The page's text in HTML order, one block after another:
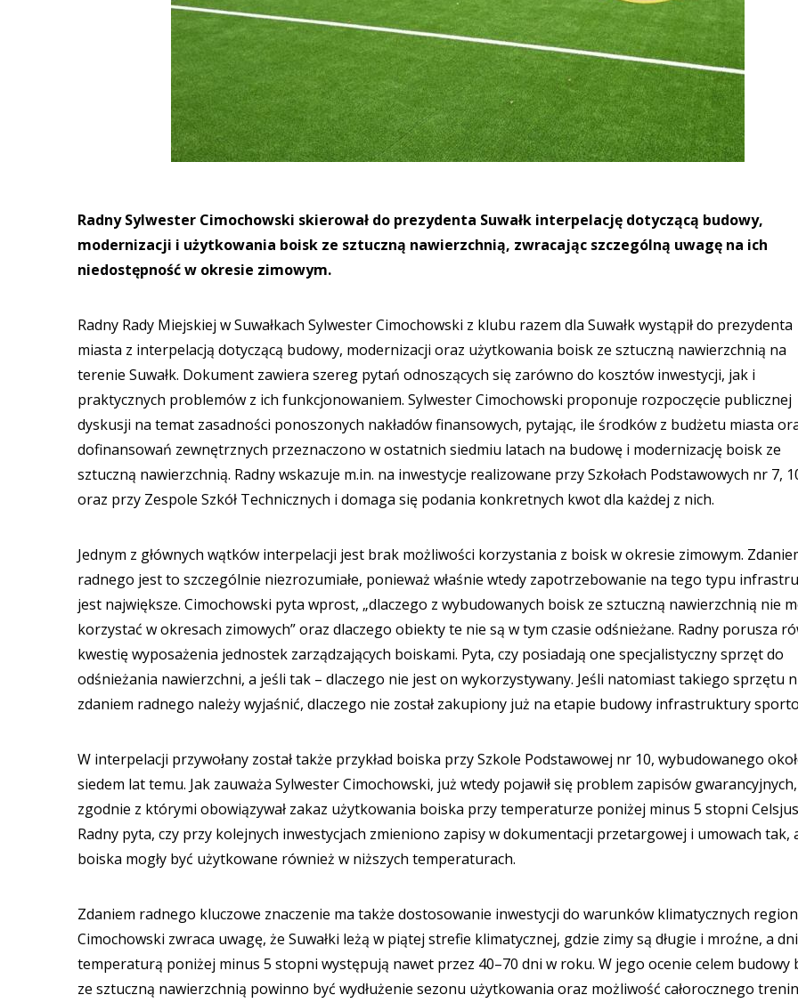
Radny Sylwester Cimochowski skierował do prezydenta Suwałk interpelację dotyczącą budowy,
modernizacji i użytkowania boisk ze sztuczną nawierzchnią, zwracając szczególną uwagę na ich
niedostępność w okresie zimowym.
Radny Rady Miejskiej w Suwałkach Sylwester Cimochowski z klubu razem dla Suwałk wystąpił do prezydenta
miasta z interpelacją dotyczącą budowy, modernizacji oraz użytkowania boisk ze sztuczną nawierzchnią na
terenie Suwałk. Dokument zawiera szereg pytań odnoszących się zarówno do kosztów inwestycji, jak i
praktycznych problemów z ich funkcjonowaniem. Sylwester Cimochowski proponuje rozpoczęcie publicznej
dyskusji na temat zasadności ponoszonych nakładów finansowych, pytając, ile środków z budżetu miasta
dofinansowań zewnętrznych przeznaczono w ostatnich siedmiu latach na budowę i modernizację boisk ze
sztuczną nawierzchnią. Radny wskazuje m.in. na inwestycje realizowane przy Szkołach Podstawowych nr 7,
oraz przy Zespole Szkół Technicznych i domaga się podania konkretnych kwot dla każdej z nich.
Jednym z głównych wątków interpelacji jest brak możliwości korzystania z boisk w okresie zimowym.
radnego jest to szczególnie niezrozumiałe, ponieważ właśnie wtedy zapotrzebowanie na tego typu
jest największe. Cimochowski pyta wprost, „dlaczego z wybudowanych boisk ze sztuczną nawierzchnią nie
korzystać w okresach zimowych” oraz dlaczego obiekty te nie są w tym czasie odśnieżane. Radny porusza
kwestię wyposażenia jednostek zarządzających boiskami. Pyta, czy posiadają one specjalistyczny sprzęt do
odśnieżania nawierzchni, a jeśli tak – dlaczego nie jest on wykorzystywany. Jeśli natomiast takiego sprzętu
zdaniem radnego należy wyjaśnić, dlaczego nie został zakupiony już na etapie budowy infrastruktury
W interpelacji przywołany został także przykład boiska przy Szkole Podstawowej nr 10, wybudowanego
siedem lat temu. Jak zauważa Sylwester Cimochowski, już wtedy pojawił się problem zapisów gwarancyjnych,
zgodnie z którymi obowiązywał zakaz użytkowania boiska przy temperaturze poniżej minus 5 stopni
Radny pyta, czy przy kolejnych inwestycjach zmieniono zapisy w dokumentacji przetargowej i umowach tak,
boiska mogły być użytkowane również w niższych temperaturach.
Zdaniem radnego kluczowe znaczenie ma także dostosowanie inwestycji do warunków klimatycznych
Cimochowski zwraca uwagę, że Suwałki leżą w piątej strefie klimatycznej, gdzie zimy są długie i mroźne, a
temperaturą poniżej minus 5 stopni występują nawet przez 40–70 dni w roku. W jego ocenie celem budowy
ze sztuczną nawierzchnią powinno być wydłużenie sezonu użytkowania oraz możliwość całorocznego